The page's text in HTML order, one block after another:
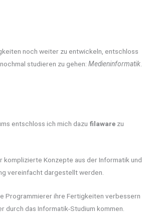
noch weiter zu entwickeln, entschloss
studieren zu gehen:Medieninformatik.
entschloss ich mich dazu filaware zu
komplizierte Konzepte aus der Informatik und
vereinfacht dargestellt werden.
Programmierer ihre Fertigkeiten verbessern
durch das Informatik-Studium kommen.